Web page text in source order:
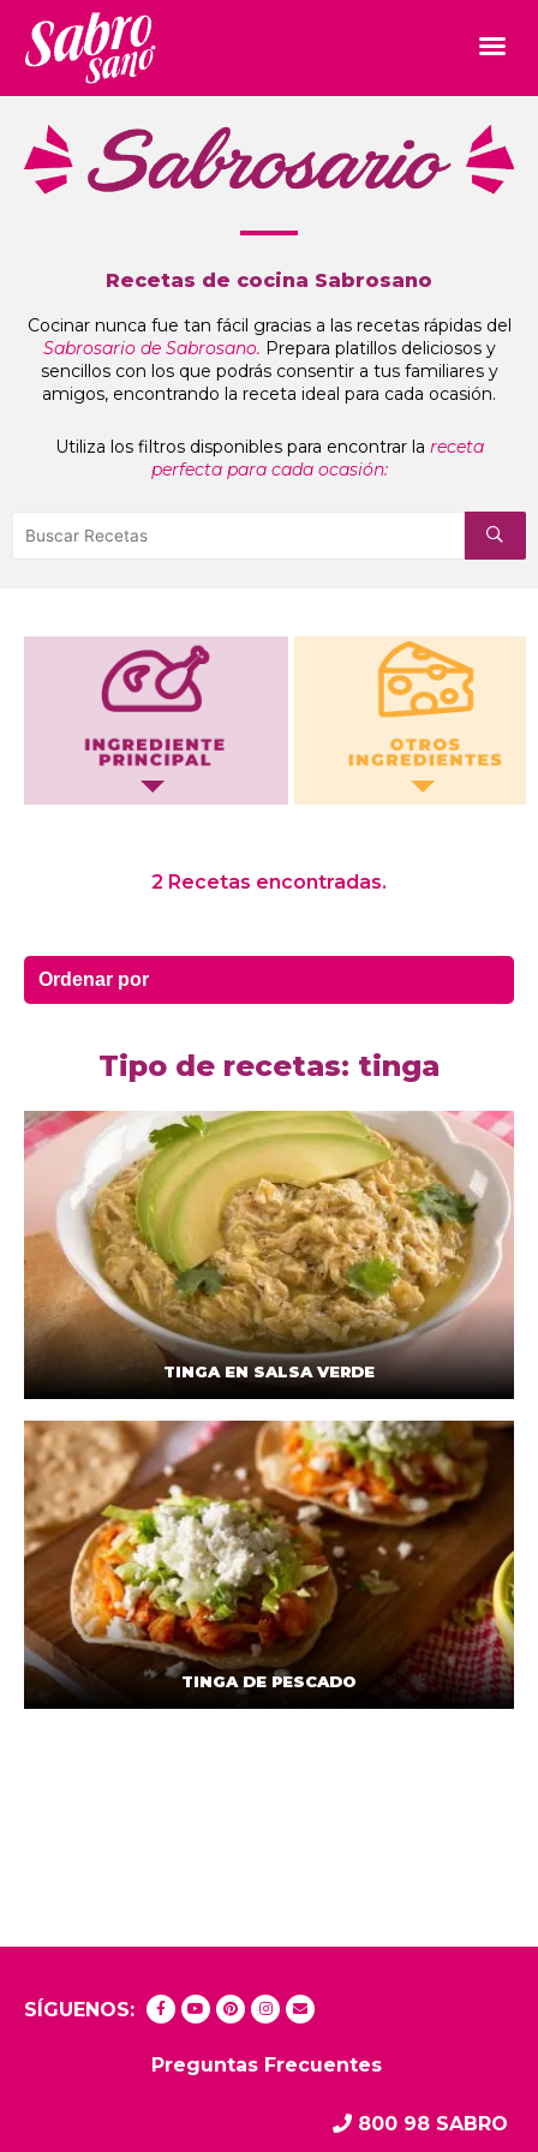
Recetas de cocina Sabrosano
Cocinar nunca fue tan fácil gracias a las recetas rápidas del
Sabrosario de Sabrosano. Prepara platillos deliciosos y
sencillos con los que podrás consentir a tus familiares y
amigos, encontrando la receta ideal para cada ocasión.
Utiliza los filtros disponibles para encontrar la receta
perfecta para cada ocasión:
Otros Ingredientes
2 Recetas encontradas.
Tipo de recetas: tinga
TINGA EN SALSA VERDE
TINGA DE PESCADO
SÍGUENOS:
Preguntas Frecuentes
800 98 SABRO